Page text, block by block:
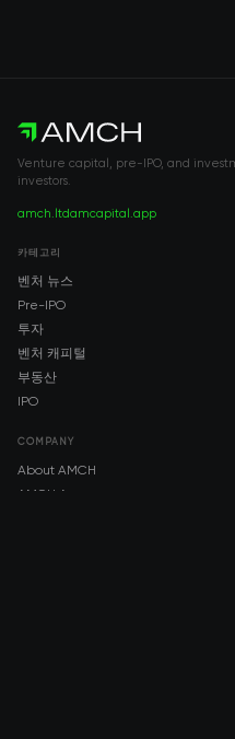
Venture capital, pre-IPO, and
investors.
amch.ltdamcapital.app
카테고리
벤처 뉴스
Pre-IPO
투자
벤처 캐피털
부동산
IPO
COMPANY
About AMCH
AMCH App